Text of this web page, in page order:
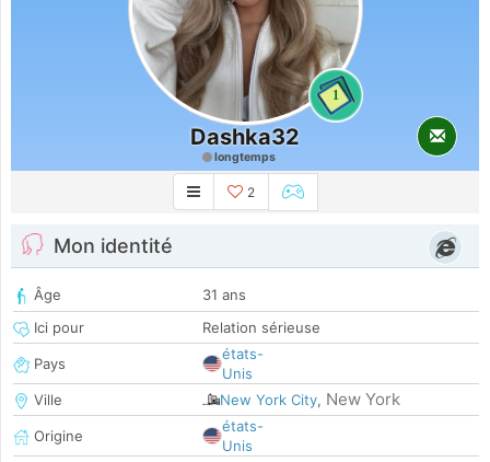
1
Dashka32
longtemps
2
Mon identité
Âge
31 ans
Ici pour
Relation sérieuse
Pays
états-
Unis
Ville
New York City, New York
Origine
états-
Unis